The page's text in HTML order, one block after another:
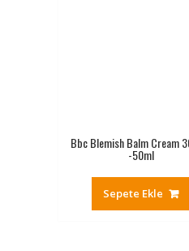
Bbc Blemish Balm Cream
-50ml
Sepete Ekle